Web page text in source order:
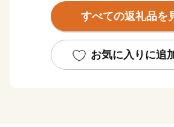
く、特別イベントとして催される「
つり」いは、毎年4万人を超える来
くから息づく伝統・文化はさること
やボラ漁の復活といった、未熟なが
すべての返礼品を
お気に入りに追